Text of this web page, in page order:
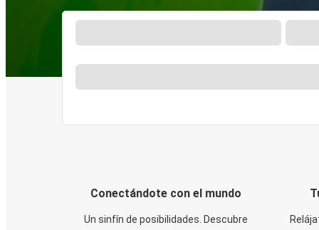
Conectándote con el mundo
Un sinfín de posibilidades. Descubre